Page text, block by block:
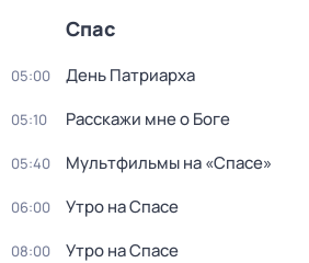
Спас
05:00 День Патриарха
05:10 Расскажи мне о Боге
05:40 Мультфильмы на «Спасе»
06:00 Утро на Спасе
08:00 Утро на Спасе